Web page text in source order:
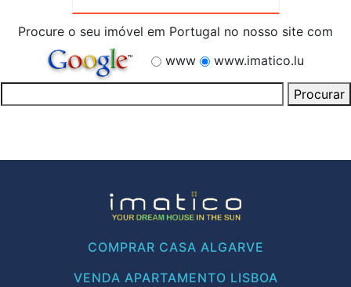
Procure o seu imóvel em Portugal no nosso site com
www
www.imatico.lu
COMPRAR CASA ALGARVE
VENDA APARTAMENTO LISBOA